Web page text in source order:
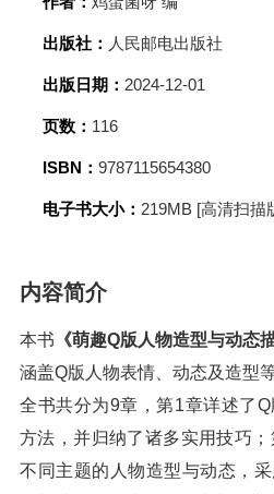
出版社： 人民邮电出版社
出版日期： 2024-12-01
页数： 116
ISBN： 9787115654380
电子书大小： 219MB [高清扫描
内容简介
本书 《萌趣Q版人物造型与动态
涵盖Q版人物表情、动态及造型
全书共分为9章，第1章详述了
方法，并归纳了诸多实用技巧
不同主题的人物造型与动态，